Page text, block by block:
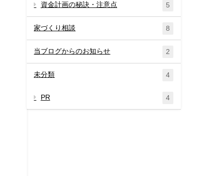
資金計画の秘訣・注意点 5
家づくり相談 8
当ブログからのお知らせ 2
未分類 4
PR 4